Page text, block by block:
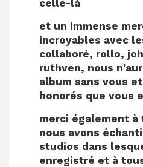
celle-là
et un immense
incroyables avec
collaboré, rollo,
ruthven, nous
album sans vous
honorés que vous
merci également
nous avons
studios dans
enregistré et à